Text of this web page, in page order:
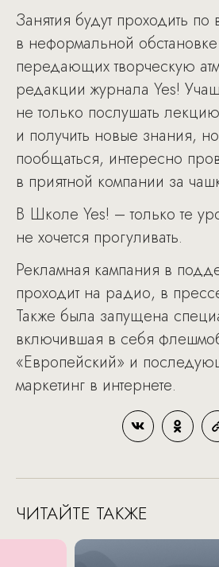
Занятия будут проходить
в неформальной
передающих творческую
редакции журнала Yes!
не только послушать
и получить новые знания,
пообщаться, интересно
в приятной компании за
В Школе Yes! – только те
не хочется прогуливать.
Рекламная кампания в
проходит на радио, в
Также была запущена
включившая в себя
«Европейский» и
маркетинг в интернете.
ЧИТАЙТЕ ТАКЖЕ